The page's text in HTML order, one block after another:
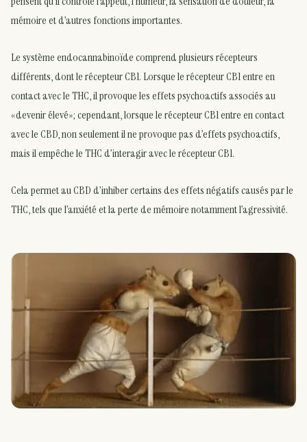
mémoire et d’autres fonctions importantes.
Le système endocannabinoïde comprend plusieurs récepteurs
différents, dont le récepteur CB1. Lorsque le récepteur CB1 entre en
contact avec le THC, il provoque les effets psychoactifs associés au
«devenir élevé»; cependant, lorsque le récepteur CB1 entre en contact
avec le CBD, non seulement il ne provoque pas d’effets psychoactifs,
mais il empêche le THC d’interagir avec le récepteur CB1.
Cela permet au CBD d’inhiber certains des effets négatifs causés par le
THC, tels que l’anxiété et la perte de mémoire notamment l’agressivité.